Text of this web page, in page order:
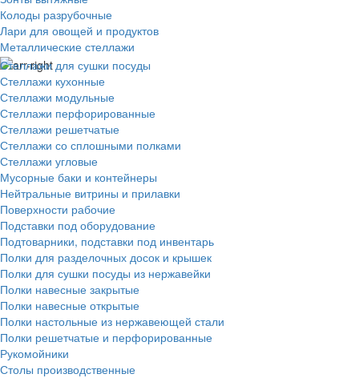
Колоды разрубочные
Лари для овощей и продуктов
Металлические стеллажи
Стеллажи для сушки посуды
Стеллажи кухонные
Стеллажи модульные
Стеллажи перфорированные
Стеллажи решетчатые
Стеллажи со сплошными полками
Стеллажи угловые
Мусорные баки и контейнеры
Нейтральные витрины и прилавки
Поверхности рабочие
Подставки под оборудование
Подтоварники, подставки под инвентарь
Полки для разделочных досок и крышек
Полки для сушки посуды из нержавейки
Полки навесные закрытые
Полки навесные открытые
Полки настольные из нержавеющей стали
Полки решетчатые и перфорированные
Рукомойники
Столы производственные